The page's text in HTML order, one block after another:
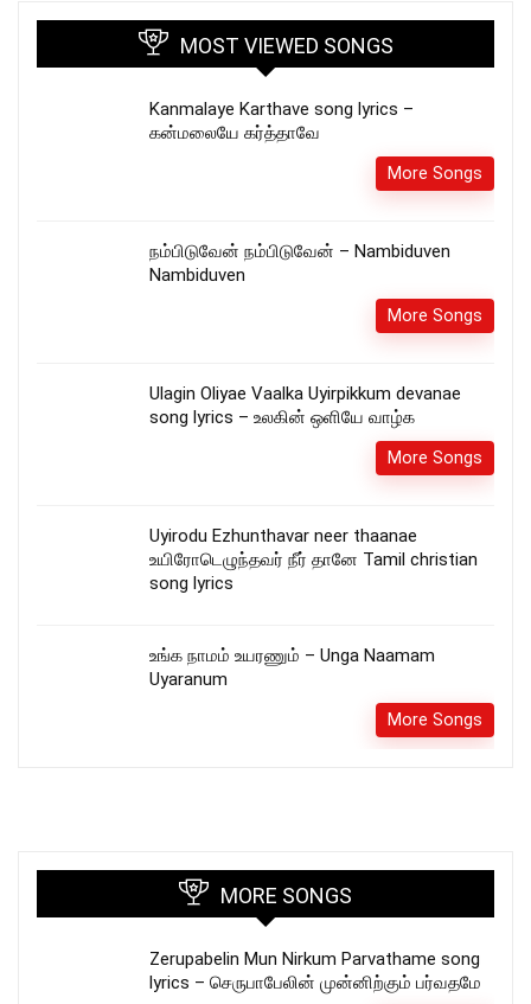
MOST VIEWED SONGS
Kanmalaye Karthave song lyrics –
கன்மலையே கர்த்தாவே
More Songs
நம்பிடுவேன் நம்பிடுவேன் – Nambiduven
Nambiduven
More Songs
Ulagin Oliyae Vaalka Uyirpikkum devanae
song lyrics – உலகின் ஒளியே வாழ்க
More Songs
Uyirodu Ezhunthavar neer thaanae
உயிரோடெழுந்தவர் நீர் தானே Tamil christian
song lyrics
உங்க நாமம் உயரணும் – Unga Naamam
Uyaranum
More Songs
MORE SONGS
Zerupabelin Mun Nirkum Parvathame song
lyrics – செருபாபேலின் முன்னிற்கும் பர்வதமே